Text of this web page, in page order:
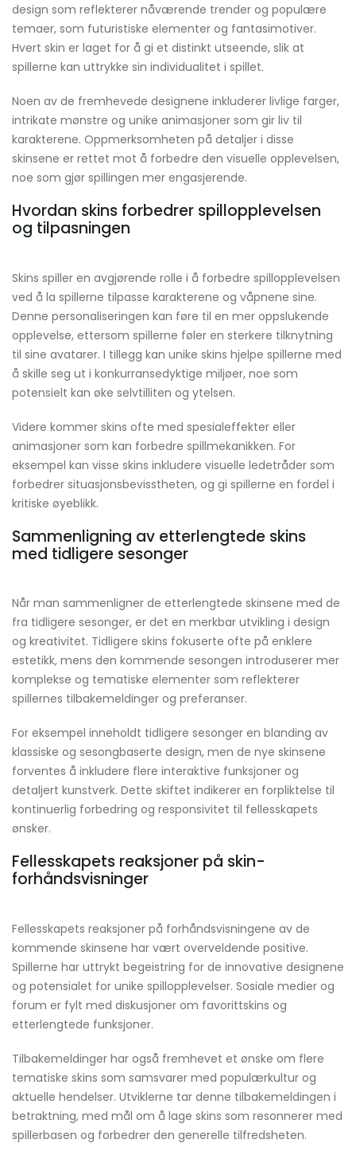
design som reflekterer nåværende trender og populære
temaer, som futuristiske elementer og fantasimotiver.
Hvert skin er laget for å gi et distinkt utseende, slik at
spillerne kan uttrykke sin individualitet i spillet.
Noen av de fremhevede designene inkluderer livlige farger,
intrikate mønstre og unike animasjoner som gir liv til
karakterene. Oppmerksomheten på detaljer i disse
skinsene er rettet mot å forbedre den visuelle opplevelsen,
noe som gjør spillingen mer engasjerende.
Hvordan skins forbedrer spillopplevelsen
og tilpasningen
Skins spiller en avgjørende rolle i å forbedre spillopplevelsen
ved å la spillerne tilpasse karakterene og våpnene sine.
Denne personaliseringen kan føre til en mer oppslukende
opplevelse, ettersom spillerne føler en sterkere tilknytning
til sine avatarer. I tillegg kan unike skins hjelpe spillerne med
å skille seg ut i konkurransedyktige miljøer, noe som
potensielt kan øke selvtilliten og ytelsen.
Videre kommer skins ofte med spesialeffekter eller
animasjoner som kan forbedre spillmekanikken. For
eksempel kan visse skins inkludere visuelle ledetråder som
forbedrer situasjonsbevisstheten, og gi spillerne en fordel i
kritiske øyeblikk.
Sammenligning av etterlengtede skins
med tidligere sesonger
Når man sammenligner de etterlengtede skinsene med de
fra tidligere sesonger, er det en merkbar utvikling i design
og kreativitet. Tidligere skins fokuserte ofte på enklere
estetikk, mens den kommende sesongen introduserer mer
komplekse og tematiske elementer som reflekterer
spillernes tilbakemeldinger og preferanser.
For eksempel inneholdt tidligere sesonger en blanding av
klassiske og sesongbaserte design, men de nye skinsene
forventes å inkludere flere interaktive funksjoner og
detaljert kunstverk. Dette skiftet indikerer en forpliktelse til
kontinuerlig forbedring og responsivitet til fellesskapets
ønsker.
Fellesskapets reaksjoner på skin-
forhåndsvisninger
Fellesskapets reaksjoner på forhåndsvisningene av de
kommende skinsene har vært overveldende positive.
Spillerne har uttrykt begeistring for de innovative designene
og potensialet for unike spillopplevelser. Sosiale medier og
forum er fylt med diskusjoner om favorittskins og
etterlengtede funksjoner.
Tilbakemeldinger har også fremhevet et ønske om flere
tematiske skins som samsvarer med populærkultur og
aktuelle hendelser. Utviklerne tar denne tilbakemeldingen i
betraktning, med mål om å lage skins som resonnerer med
spillerbasen og forbedrer den generelle tilfredsheten.